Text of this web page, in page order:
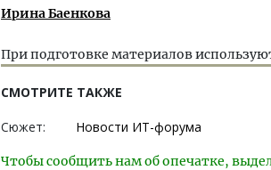
Ирина Баенкова
При подготовке материалов
СМОТРИТЕ ТАКЖЕ
Сюжет: Новости ИТ-форума
Чтобы сообщить нам об опечатке,